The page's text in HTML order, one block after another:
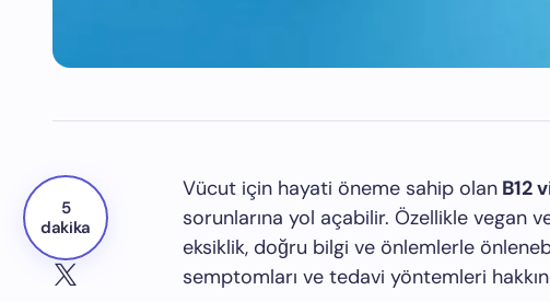
5
dakika
Vücut için hayati öneme sahip olan B12
sorunlarına yol açabilir. Özellikle vegan
eksiklik, doğru bilgi ve önlemlerle
semptomları ve tedavi yöntemleri